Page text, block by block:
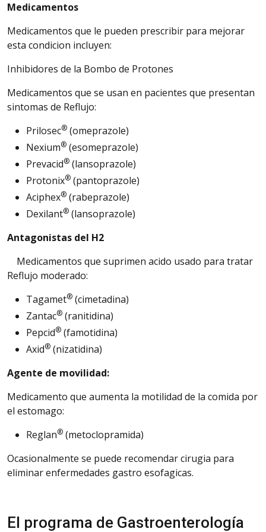
Medicamentos
Medicamentos que le pueden prescribir para mejorar
esta condicion incluyen:
Inhibidores de la Bombo de Protones
Medicamentos que se usan en pacientes que presentan
sintomas de Reflujo:
Prilosec® (omeprazole)
Nexium® (esomeprazole)
Prevacid® (lansoprazole)
Protonix® (pantoprazole)
Aciphex® (rabeprazole)
Dexilant® (lansoprazole)
Antagonistas del H2
Medicamentos que suprimen acido usado para tratar
Reflujo moderado:
Tagamet® (cimetadina)
Zantac® (ranitidina)
Pepcid® (famotidina)
Axid® (nizatidina)
Agente de movilidad:
Medicamento que aumenta la motilidad de la comida por
el estomago:
Reglan® (metoclopramida)
Ocasionalmente se puede recomendar cirugia para
eliminar enfermedades gastro esofagicas.
El programa de Gastroenterología